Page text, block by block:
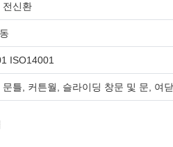
전신환
ISO14001
문틀, 커튼월, 슬라이딩 창문 및 문, 여